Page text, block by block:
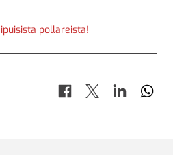
pollareista!
Jaa
sosiaalisessa